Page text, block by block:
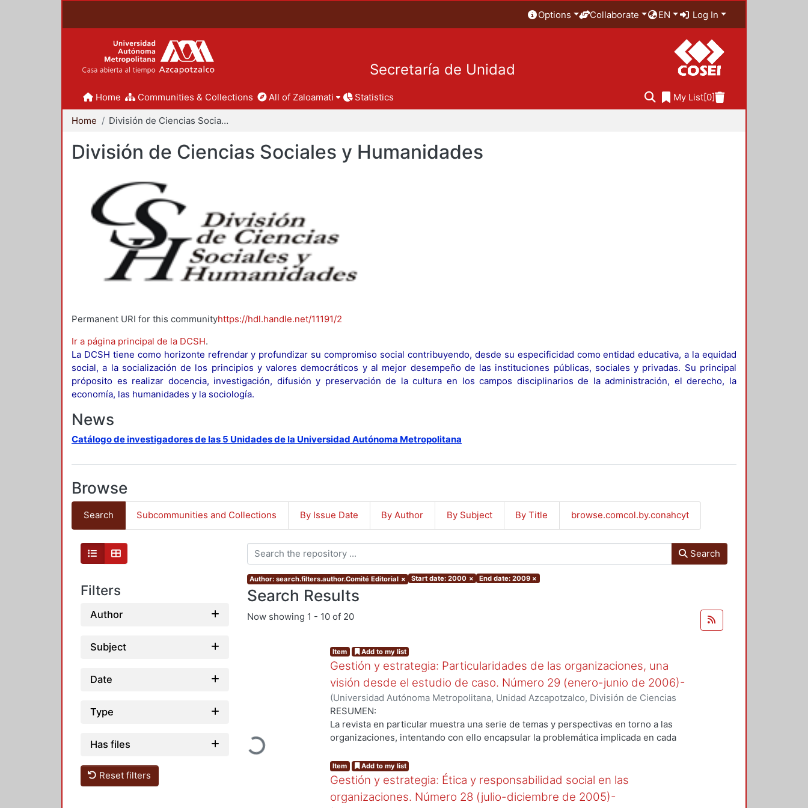
Options Collaborate EN Log In
Secretaría de Unidad
Home Communities & Collections All of Zaloamati Statistics My List[0]
Home División de Ciencias Sociales y Humanidades
División de Ciencias Sociales y Humanidades
Permanent URI for this communityhttps://hdl.handle.net/11191/2
Ir a página principal de la DCSH.
La DCSH tiene como horizonte refrendar y profundizar su compromiso social contribuyendo, desde su especificidad como entidad educativa, a la equidad
social, a la socialización de los principios y valores democráticos y al mejor desempeño de las instituciones públicas, sociales y privadas. Su principal
próposito es realizar docencia, investigación, difusión y preservación de la cultura en los campos disciplinarios de la administración, el derecho, la
economía, las humanidades y la sociología.
News
Catálogo de investigadores de las 5 Unidades de la Universidad Autónoma Metropolitana
Browse
Search Subcommunities and Collections By Issue Date By Author By Subject By Title browse.comcol.by.conahcyt
Filters
Author
Subject
Date
Type
Has files
Reset filters
Search
Author: search.filters.author.Comité Editorial × Start date: 2000 × End date: 2009 ×
Search Results
Now showing 1 - 10 of 20
Loading...
Item Add to my list
Gestión y estrategia: Particularidades de las organizaciones, una
visión desde el estudio de caso. Número 29 (enero-junio de 2006)-
(Universidad Autónoma Metropolitana, Unidad Azcapotzalco, División de Ciencias
Sociales y Humanidades, Departamento de Administración
Editorial
RESUMEN:
La revista en particular muestra una serie de temas y perspectivas en torno a las
organizaciones, intentando con ello encapsular la problemática implicada en cada
inquietud inherente al ser humano, que consiste en comprender su mundo y
establecer leyes o generalidades.
Conocer la realidad, lo que se vive día a día en las organizaciones y por medio de
casos de estudio no ayuda a comprender mejor su manejo, cuales son sus
Item Add to my list
Gestión y estrategia: Ética y responsabilidad social en las
organizaciones. Número 28 (julio-diciembre de 2005)-